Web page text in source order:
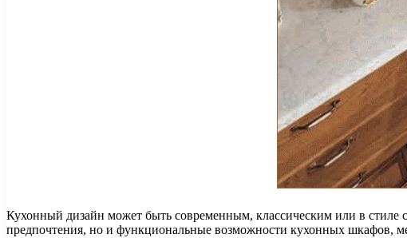
Кухонный дизайн может быть современным, классическим или в
предпочтения, но и функциональные возможности кухонных шкафов,